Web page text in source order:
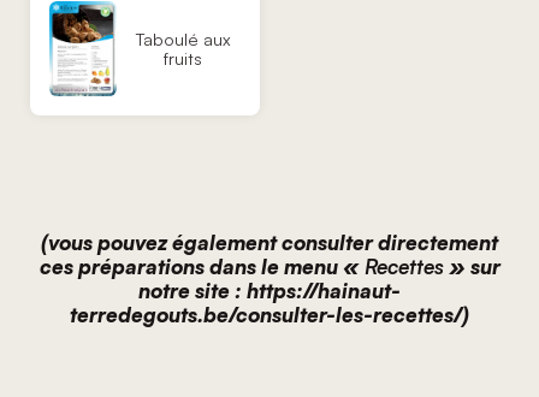
Taboulé aux
fruits
(vous pouvez également consulter directement
ces préparations dans le menu « Recettes» sur
notre site : https://hainaut-
terredegouts.be/consulter-les-recettes/)